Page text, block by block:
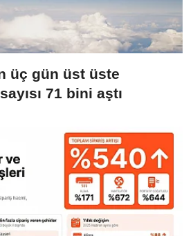
üç gün üst üste
71 bini aştı